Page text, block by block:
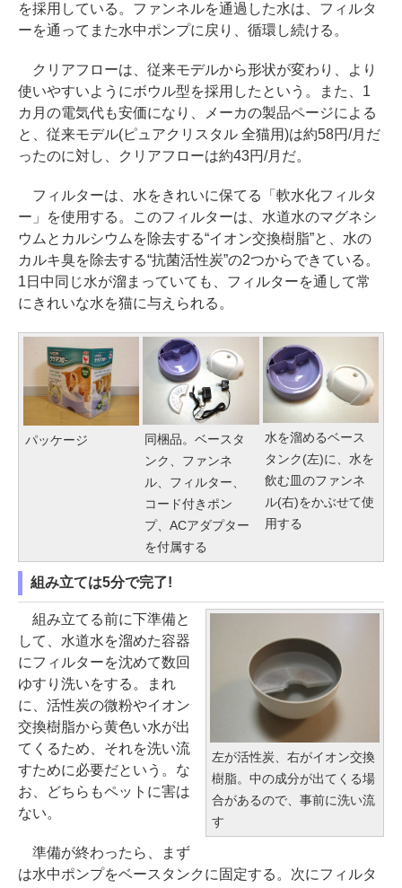
を採用している。ファンネルを通過した水は、フィルタ
ーを通ってまた水中ポンプに戻り、循環し続ける。
クリアフローは、従来モデルから形状が変わり、より
使いやすいようにボウル型を採用したという。また、1
カ月の電気代も安価になり、メーカの製品ページによる
と、従来モデル(ピュアクリスタル 全猫用)は約58円/月だ
ったのに対し、クリアフローは約43円/月だ。
フィルターは、水をきれいに保てる「軟水化フィルタ
ー」を使用する。このフィルターは、水道水のマグネシ
ウムとカルシウムを除去する“イオン交換樹脂”と、水の
カルキ臭を除去する“抗菌活性炭”の2つからできている。
1日中同じ水が溜まっていても、フィルターを通して常
にきれいな水を猫に与えられる。
パッケージ
同梱品。ベースタ
ンク、ファンネ
ル、フィルター、
コード付きポン
プ、ACアダプター
を付属する
水を溜めるベース
タンク(左)に、水を
飲む皿のファンネ
ル(右)をかぶせて使
用する
組み立ては5分で完了!
左が活性炭、右がイオン交換
樹脂。中の成分が出てくる場
合があるので、事前に洗い流
す
組み立てる前に下準備と
して、水道水を溜めた容器
にフィルターを沈めて数回
ゆすり洗いをする。まれ
に、活性炭の微粉やイオン
交換樹脂から黄色い水が出
てくるため、それを洗い流
すために必要だという。な
お、どちらもペットに害は
ない。
準備が終わったら、まず
は水中ポンプをベースタンクに固定する。次にフィルタ